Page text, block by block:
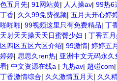
色五月先| 91网站黄| 人人操av| 99热6
丁香| 久久99免费视频| 五月天开心婷
啪啪啪| 99视频这里只有免费精品| 丁
天射天天操天天日蜜臀少妇 | 丁香五
区四区五区六区介绍| 99激情| 婷婷五
婷婷| 思思久ren热| 亚洲中文无码永久
看| 中文资源在线a | 九热av| 超碰com|
丁香激情综合| 久久激情五月天| 久久